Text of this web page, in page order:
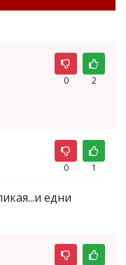
0 2
0 1
едни